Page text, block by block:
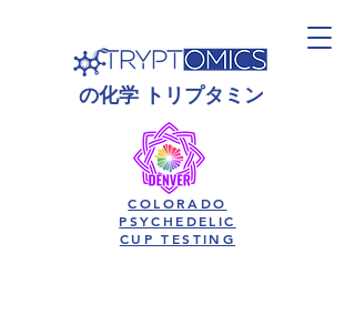
の化学 トリプタミン
COLORADO
PSYCHEDELIC
CUP TESTING